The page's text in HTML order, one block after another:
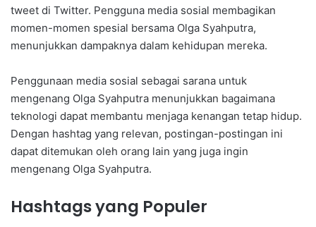
tweet di Twitter. Pengguna media sosial membagikan
momen-momen spesial bersama Olga Syahputra,
menunjukkan dampaknya dalam kehidupan mereka.
Penggunaan media sosial sebagai sarana untuk
mengenang Olga Syahputra menunjukkan bagaimana
teknologi dapat membantu menjaga kenangan tetap hidup.
Dengan hashtag yang relevan, postingan-postingan ini
dapat ditemukan oleh orang lain yang juga ingin
mengenang Olga Syahputra.
Hashtags yang Populer